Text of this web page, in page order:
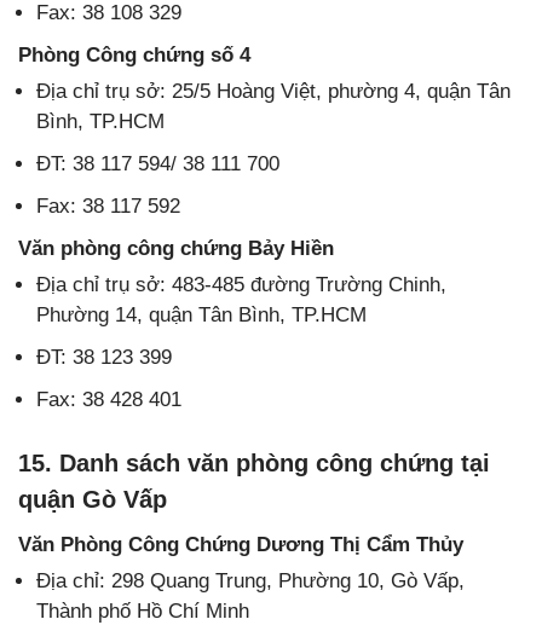
Fax: 38 108 329
Phòng Công chứng số 4
Địa chỉ trụ sở: 25/5 Hoàng Việt, phường 4, quận Tân
Bình, TP.HCM
ĐT: 38 117 594/ 38 111 700
Fax: 38 117 592
Văn phòng công chứng Bảy Hiền
Địa chỉ trụ sở: 483-485 đường Trường Chinh,
Phường 14, quận Tân Bình, TP.HCM
ĐT: 38 123 399
Fax: 38 428 401
15. Danh sách văn phòng công chứng tại
quận Gò Vấp
Văn Phòng Công Chứng Dương Thị Cẩm Thủy
Địa chỉ: 298 Quang Trung, Phường 10, Gò Vấp,
Thành phố Hồ Chí Minh